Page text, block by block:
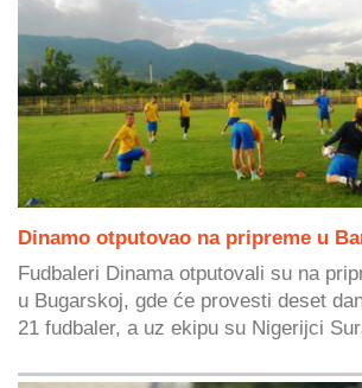
Dinamo otputovao na pripreme u
Fudbaleri Dinama otputovali su na
u Bugarskoj, gde će provesti deset
21 fudbaler, a uz ekipu su Nigerijci